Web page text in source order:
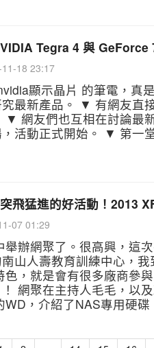
Tegra 4 與 GeForce
18 23:17
顯示晶片 的筆電，真
究最新產品。 ▼ 有網友
▼ 網友們也互相在討論最
活動正式開始。 ▼ 第一
飛猛進的好活動！2013
07 01:29
舉辦網聚了。很高興，這
山人壽教育訓練中心，
色，就是會有很多廠商參
網聚在主持人毛毛，以
WD，介紹了NAS專用硬